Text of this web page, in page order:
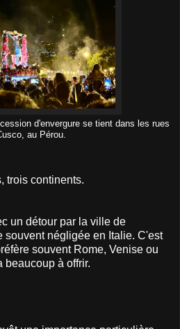
d'envergure se tient dans les rues
au Pérou.
trois continents.
un détour par la ville de
souvent négligée en Italie. C'est
souvent Rome, Venise ou
beaucoup à offrir.